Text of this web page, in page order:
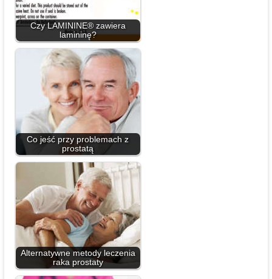
Czy LAMININE® zawiera
lamininę?
Co jeść przy problemach z
prostatą
Alternatywne metody leczenia
raka prostaty